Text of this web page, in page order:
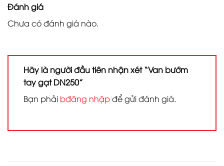
Đánh giá
Chưa có đánh giá nào.
Hãy là người đầu tiên nhận xét “Van bướm
tay gạt DN250”
Bạn phải bđăng nhậpđể gửi đánh giá.